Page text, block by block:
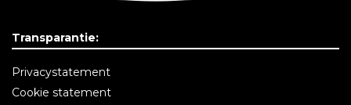
Transparantie:
Privacystatement
Cookie statement